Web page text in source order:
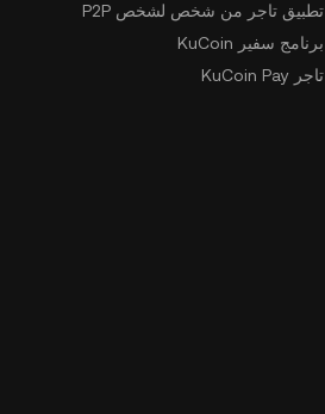
تطبيق تاجر من شخص لشخص P2P
برنامج سفير KuCoin
تاجر KuCoin Pay